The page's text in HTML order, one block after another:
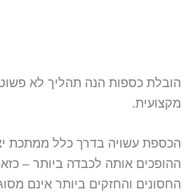
הובלת כספות הנה תהליך לא פשוט
מקצועית.
הכספת עשויה בדרך כלל ממתכת
ההופכים אותה לכבדה ביותר –
החסונים והחזקים ביותר אינם